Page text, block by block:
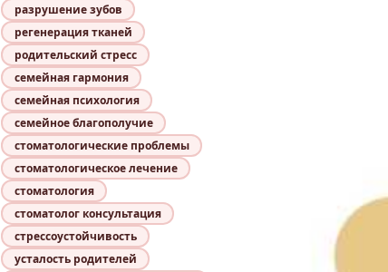
разрушение зубов
регенерация тканей
родительский стресс
семейная гармония
семейная психология
семейное благополучие
стоматологические проблемы
стоматологическое лечение
стоматология
стоматолог консультация
стрессоустойчивость
усталость родителей